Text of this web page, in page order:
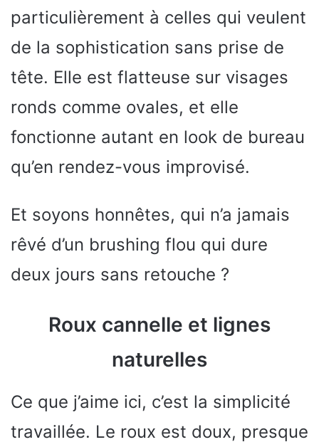
particulièrement à celles qui veulent
de la sophistication sans prise de
tête. Elle est flatteuse sur visages
ronds comme ovales, et elle
fonctionne autant en look de bureau
qu’en rendez-vous improvisé.
Et soyons honnêtes, qui n’a jamais
rêvé d’un brushing flou qui dure
deux jours sans retouche ?
Roux cannelle et lignes
naturelles
Ce que j’aime ici, c’est la simplicité
travaillée. Le roux est doux, presque